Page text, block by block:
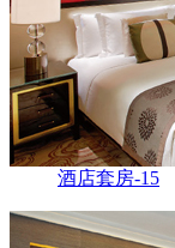
酒店套房-15